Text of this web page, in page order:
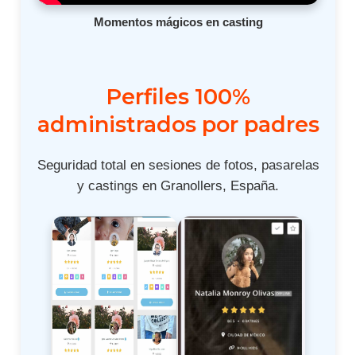
Momentos mágicos en casting
Perfiles 100%
administrados por padres
Seguridad total en sesiones de fotos, pasarelas
y castings en Granollers, España.